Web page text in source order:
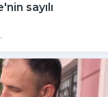
sayılı